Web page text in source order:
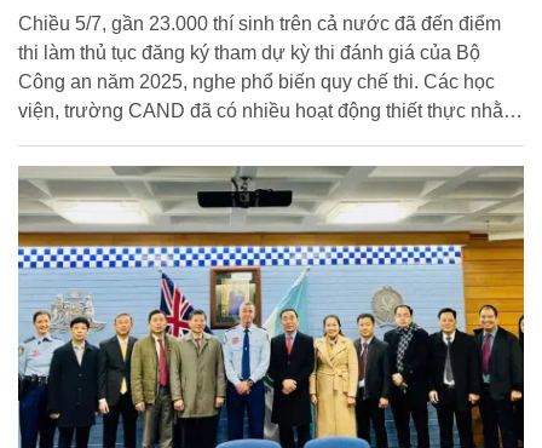
Chiều 5/7, gần 23.000 thí sinh trên cả nước đã đến điểm
thi làm thủ tục đăng ký tham dự kỳ thi đánh giá của Bộ
Công an năm 2025, nghe phổ biến quy chế thi. Các học
viện, trường CAND đã có nhiều hoạt động thiết thực nhằm